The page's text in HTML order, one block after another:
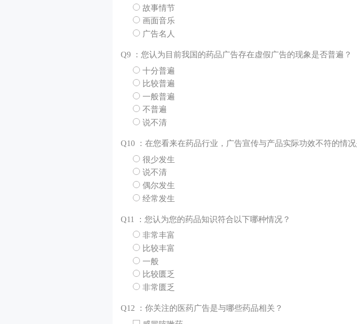
故事情节
画面音乐
广告名人
Q9 ：您认为目前我国的药品广告存在虚假广告的现象是否普遍？
十分普遍
比较普遍
一般普遍
不普遍
说不清
Q10 ：在您看来在药品行业，广告宣传与产品实际功效不符的情
很少发生
说不清
偶尔发生
经常发生
Q11 ：您认为您的药品知识符合以下哪种情况？
非常丰富
比较丰富
一般
比较匮乏
非常匮乏
Q12 ：你关注的医药广告是与哪些药品相关？